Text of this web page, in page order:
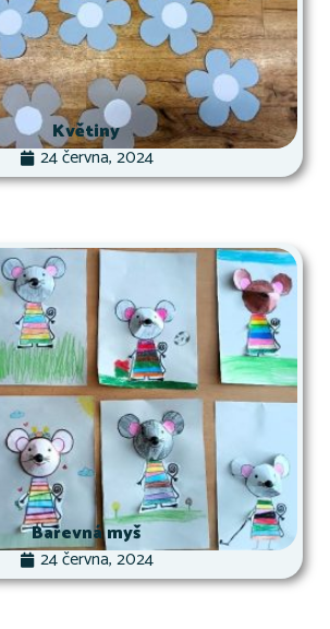
Květiny
24 června, 2024
Barevná myš
24 června, 2024